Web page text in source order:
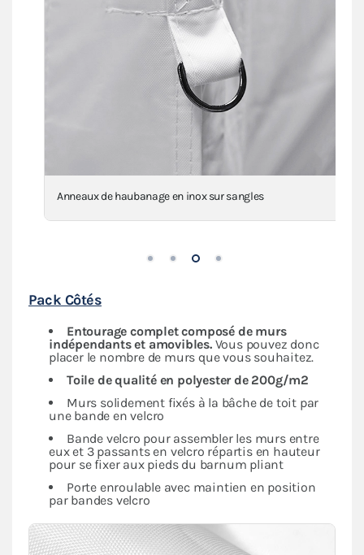
Anneaux de haubanage en inox sur sangles
Pack Côtés
Entourage complet composé de murs
indépendantset amovibles.Vous pouvez donc
placer le nombre de murs que vous souhaitez.
Toile de qualité en polyester de 200g/m2
Murs solidement fixés à la bâche de toit par
une bande en velcro
Bande velcro pour assembler les murs entre
eux et 3 passants en velcro répartis en hauteur
pour se fixer aux pieds du barnum pliant
Porte enroulable avec maintien en position
par bandes velcro